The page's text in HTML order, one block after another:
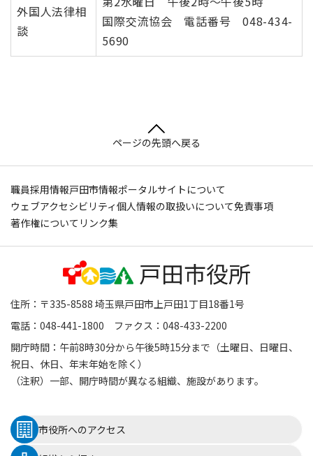
外国人法律相
談
国際交流協会 電話番号 048-434-
5690
ページの先頭へ戻る
職員採用情報戸田市情報ポータルサイトについて
ウェブアクセシビリティ個人情報の取扱いについて免責事項
著作権について リンク集
住所：〒335-8588 埼玉県戸田市上戸田1丁目18番1号
電話：048-441-1800 ファクス：048-433-2200
開庁時間：午前8時30分から午後5時15分まで（土曜日、日曜日、
祝日、休日、年末年始を除く）
（注釈）一部、開庁時間が異なる組織、施設があります。
市役所へのアクセス